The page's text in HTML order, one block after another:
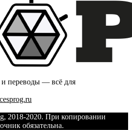
и переводы — всё для
2018-2020. При копировании
обязательна.